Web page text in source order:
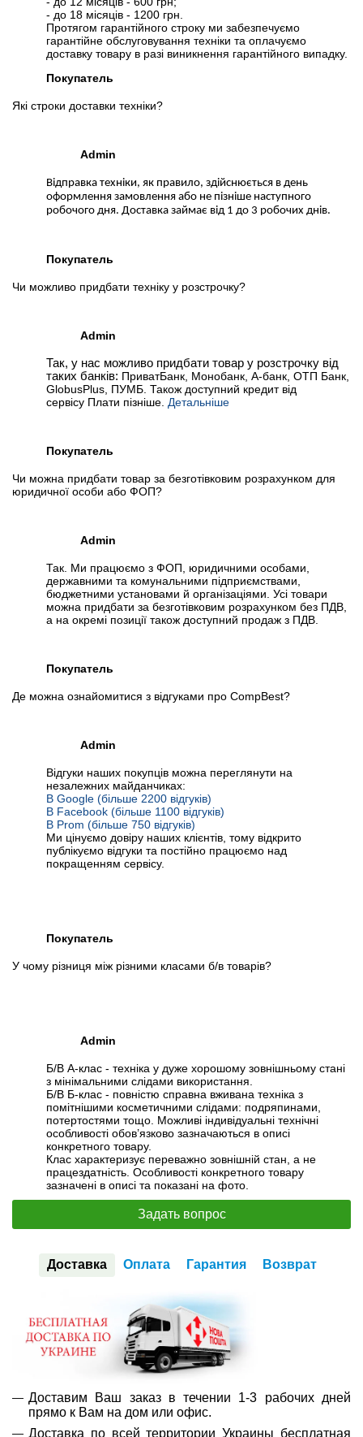
- до 18 місяців - 1200 грн.
Протягом гарантійного строку ми забезпечуємо
гарантійне обслуговування техніки та оплачуємо
доставку товару в разі виникнення гарантійного випадку.
Покупатель
Які строки доставки техніки?
Admin
Відправка техніки, як правило, здійснюється в день
оформлення замовлення або не пізніше наступного
робочого дня. Доставка займає від 1 до 3 робочих днів.
Покупатель
Чи можливо придбати техніку у розстрочку?
Admin
Так, у нас можливо придбати товар у розстрочку від
таких банків: ПриватБанк, Монобанк, А-банк, ОТП Банк,
GlobusPlus, ПУМБ. Також доступний кредит від
сервісу Плати пізніше. Детальніше
Покупатель
Чи можна придбати товар за безготівковим розрахунком для
юридичної особи або ФОП?
Admin
Так. Ми працюємо з ФОП, юридичними особами,
державними та комунальними підприємствами,
бюджетними установами й організаціями. Усі товари
можна придбати за безготівковим розрахунком без ПДВ,
а на окремі позиції також доступний продаж з ПДВ.
Покупатель
Де можна ознайомитися з відгуками про CompBest?
Admin
Відгуки наших покупців можна переглянути на
незалежних майданчиках:
В Google (більше 2200 відгуків)
В Facebook (більше 1100 відгуків)
В Prom (більше 750 відгуків)
Ми цінуємо довіру наших клієнтів, тому відкрито
публікуємо відгуки та постійно працюємо над
покращенням сервісу.
Покупатель
У чому різниця між різними класами б/в товарів?
Admin
Б/В А-клас - техніка у дуже хорошому зовнішньому стані
з мінімальними слідами використання.
Б/В Б-клас - повністю справна вживана техніка з
помітнішими косметичними слідами: подряпинами,
потертостями тощо. Можливі індивідуальні технічні
особливості обов’язково зазначаються в описі
конкретного товару.
Клас характеризує переважно зовнішній стан, а не
працездатність. Особливості конкретного товару
зазначені в описі та показані на фото.
Задать вопрос
Доставка Оплата Гарантия Возврат
Доставим Ваш заказ в течении 1-3 рабочих дней
прямо к Вам на дом или офис.
Доставка по всей территории Украины бесплатная